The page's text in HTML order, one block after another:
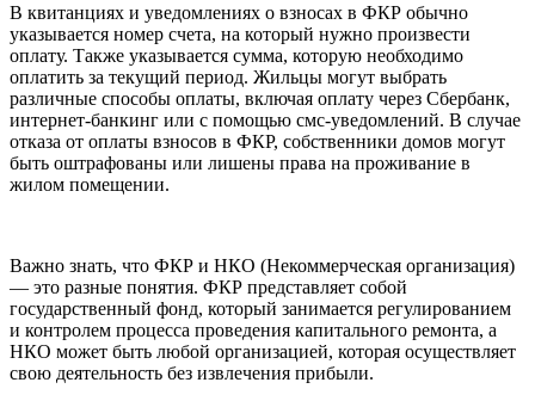
В квитанциях и уведомлениях о взносах в ФКР обычно
указывается номер счета, на который нужно произвести
оплату. Также указывается сумма, которую необходимо
оплатить за текущий период. Жильцы могут выбрать
различные способы оплаты, включая оплату через Сбербанк,
интернет-банкинг или с помощью смс-уведомлений. В случае
отказа от оплаты взносов в ФКР, собственники домов могут
быть оштрафованы или лишены права на проживание в
жилом помещении.
Важно знать, что ФКР и НКО (Некоммерческая организация)
— это разные понятия. ФКР представляет собой
государственный фонд, который занимается регулированием
и контролем процесса проведения капитального ремонта, а
НКО может быть любой организацией, которая осуществляет
свою деятельность без извлечения прибыли.